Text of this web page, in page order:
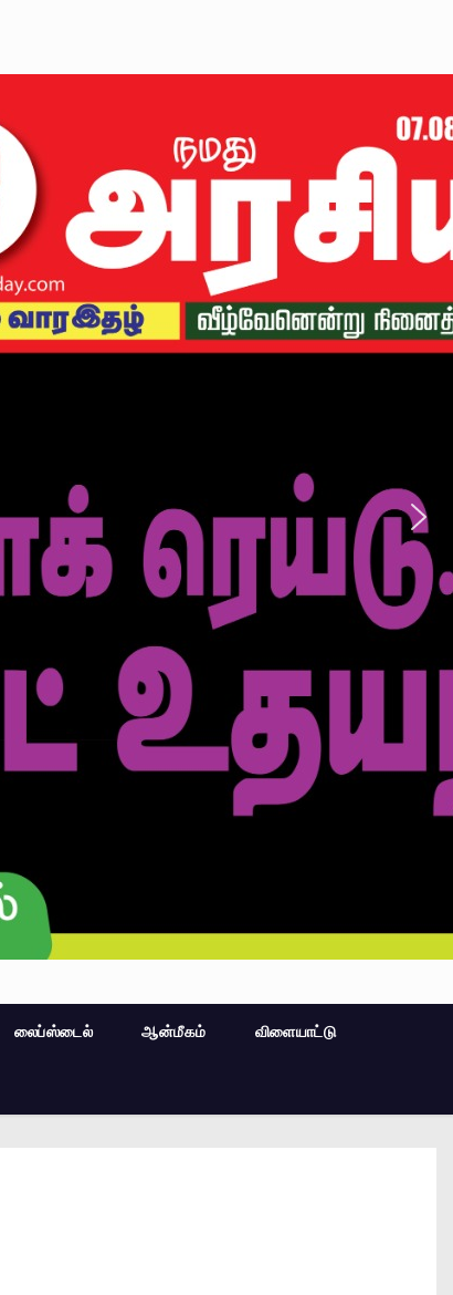
லைப்ஸ்டைல் ஆன்மீகம் விளையாட்டு